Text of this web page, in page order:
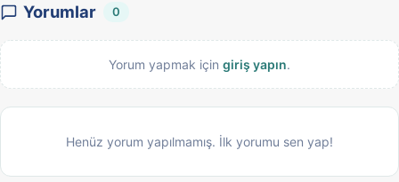
Yorumlar 0
Yorum yapmak için giriş yapın.
Henüz yorum yapılmamış. İlk yorumu sen yap!